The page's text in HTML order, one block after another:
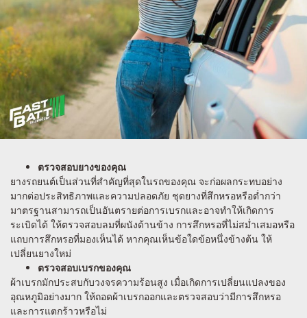
ตรวจสอบยางของคุณ
ยางรถยนต์เป็นส่วนที่สำคัญที่สุดในรถของคุณ จะก่อผลกระทบอย่าง
มากต่อประสิทธิภาพและความปลอดภัย ชุดยางที่สึกหรอหรือต่ำกว่า
มาตรฐานสามารถเป็นอันตรายต่อการเบรกและอาจทำให้เกิดการ
ระเบิดได้ ให้ตรวจสอบลมที่ผนังด้านข้าง การสึกหรอที่ไม่สม่ำเสมอหรือ
แถบการสึกหรอที่มองเห็นได้ หากคุณเห็นข้อใดข้อหนึ่งข้างต้น ให้
เปลี่ยนยางใหม่
ตรวจสอบเบรกของคุณ
ผ้าเบรกมักประสบกับวงจรความร้อนสูง เมื่อเกิดการเปลี่ยนแปลงของ
อุณหภูมิอย่างมาก ให้ถอดผ้าเบรกออกและตรวจสอบว่ามีการสึกหรอ
และการแตกร้าวหรือไม่